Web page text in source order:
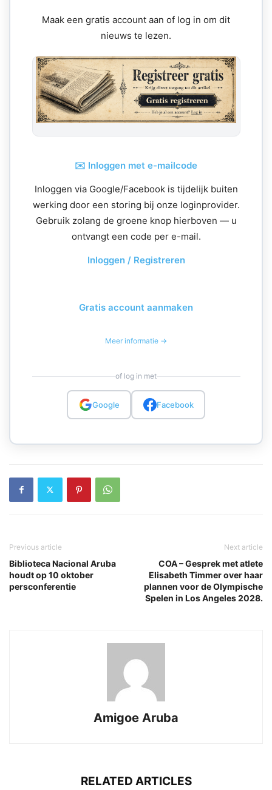
Maak een gratis account aan of log in om dit
nieuws te lezen.
✉️ Inloggen met e-mailcode
Inloggen via Google/Facebook is tijdelijk buiten
werking door een storing bij onze loginprovider.
Gebruik zolang de groene knop hierboven — u
ontvangt een code per e-mail.
Inloggen / Registreren
Gratis account aanmaken
Meer informatie →
of log in met
Google Facebook
Previous article
Biblioteca Nacional Aruba
houdt op 10 oktober
persconferentie
Next article
COA – Gesprek met atlete
Elisabeth Timmer over haar
plannen voor de Olympische
Spelen in Los Angeles 2028.
Amigoe Aruba
RELATED ARTICLES